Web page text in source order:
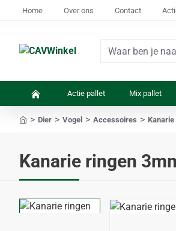
Home Over ons Contact
Waar
Actie pallet Mix pallet
Kanarie ringen
Dier Vogel Accessoires